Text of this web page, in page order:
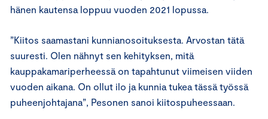
hänen kautensa loppuu vuoden 2021 lopussa.
”Kiitos saamastani kunnianosoituksesta. Arvostan tätä
suuresti. Olen nähnyt sen kehityksen, mitä
kauppakamariperheessä on tapahtunut viimeisen viiden
vuoden aikana. On ollut ilo ja kunnia tukea tässä työssä
puheenjohtajana”, Pesonen sanoi kiitospuheessaan.